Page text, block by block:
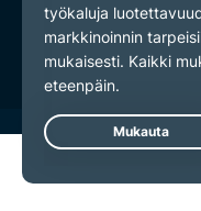
Evästeasetukset